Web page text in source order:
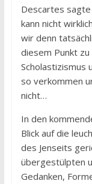
Descartes sagte
kann nicht
wir denn
diesem Punkt
Scholastizismus
so verkommen
nicht…
In den
Blick auf die
des Jenseits
übergestülpten
Gedanken,